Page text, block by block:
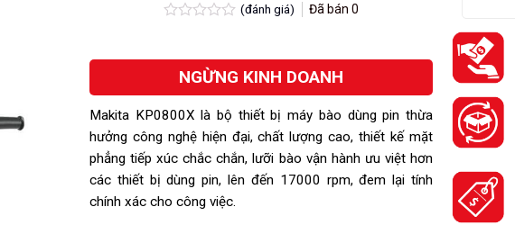
hạng
0.0
(đánh giá) Đã bán 0
NGỪNG KINH DOANH
Makita KP0800X là bộ thiết bị máy bào dùng pin thừa
hưởng công nghệ hiện đại, chất lượng cao, thiết kế mặt
phẳng tiếp xúc chắc chắn, lưỡi bào vận hành ưu việt hơn
các thiết bị dùng pin, lên đến 17000 rpm, đem lại tính
chính xác cho công việc.